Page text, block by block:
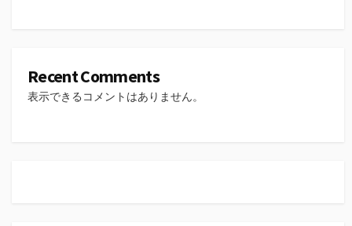
Recent Comments
表示できるコメントはありません。